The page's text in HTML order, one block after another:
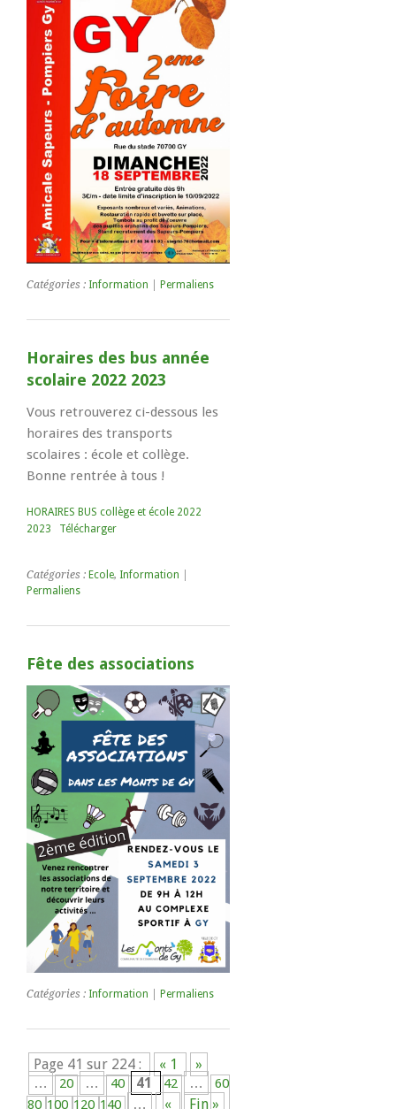
Catégories : Information Permaliens
Horaires des bus année
scolaire 2022 2023
Vous retrouverez ci-dessous les
horaires des transports
scolaires : école et collège.
Bonne rentrée à tous !
HORAIRES BUS collège et école 2022
2023
Télécharger
Catégories : Ecole, Information
Permaliens
Fête des associations
Catégories : Information Permaliens
Page 41 sur 224 : « 1
»
…
20 … 40 41 42 …
60
80 100 120 140 … « Fin »